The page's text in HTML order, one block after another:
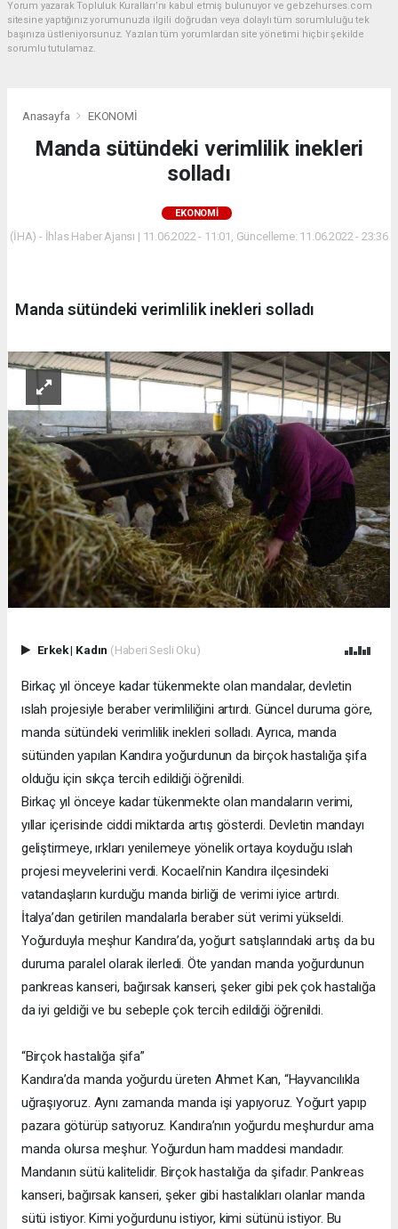
Yorum yazarak Topluluk Kuralları’nı kabul etmiş bulunuyor ve gebzehurses.com
sitesine yaptığınız yorumunuzla ilgili doğrudan veya dolaylı tüm sorumluluğu tek
başınıza üstleniyorsunuz. Yazılan tüm yorumlardan site yönetimi hiçbir şekilde
sorumlu tutulamaz.
Anasayfa EKONOMİ
Manda sütündeki verimlilik inekleri
solladı
EKONOMİ
(İHA) - İhlas Haber Ajansı | 11.06.2022 - 11:01, Güncelleme: 11.06.2022 - 23:36
Manda sütündeki verimlilik inekleri solladı
Erkek| Kadın (Haberi Sesli Oku)
Birkaç yıl önceye kadar tükenmekte olan mandalar, devletin
ıslah projesiyle beraber verimliliğini artırdı. Güncel duruma göre,
manda sütündeki verimlilik inekleri solladı. Ayrıca, manda
sütünden yapılan Kandıra yoğurdunun da birçok hastalığa şifa
olduğu için sıkça tercih edildiği öğrenildi.
Birkaç yıl önceye kadar tükenmekte olan mandaların verimi,
yıllar içerisinde ciddi miktarda artış gösterdi. Devletin mandayı
geliştirmeye, ırkları yenilemeye yönelik ortaya koyduğu ıslah
projesi meyvelerini verdi. Kocaeli’nin Kandıra ilçesindeki
vatandaşların kurduğu manda birliği de verimi iyice artırdı.
İtalya’dan getirilen mandalarla beraber süt verimi yükseldi.
Yoğurduyla meşhur Kandıra’da, yoğurt satışlarındaki artış da bu
duruma paralel olarak ilerledi. Öte yandan manda yoğurdunun
pankreas kanseri, bağırsak kanseri, şeker gibi pek çok hastalığa
da iyi geldiği ve bu sebeple çok tercih edildiği öğrenildi.
“Birçok hastalığa şifa”
Kandıra’da manda yoğurdu üreten Ahmet Kan, “Hayvancılıkla
uğraşıyoruz. Aynı zamanda manda işi yapıyoruz. Yoğurt yapıp
pazara götürüp satıyoruz. Kandıra’nın yoğurdu meşhurdur ama
manda olursa meşhur. Yoğurdun ham maddesi mandadır.
Mandanın sütü kalitelidir. Birçok hastalığa da şifadır. Pankreas
kanseri, bağırsak kanseri, şeker gibi hastalıkları olanlar manda
sütü istiyor. Kimi yoğurdunu istiyor, kimi sütünü istiyor. Bu